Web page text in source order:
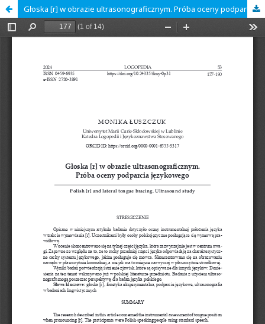
Głoska [r] w obrazie ultrasonograficznym. Próba oceny podparcia językowego